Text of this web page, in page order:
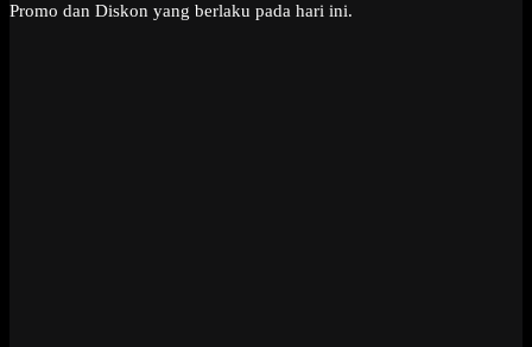
Promo dan Diskon yang berlaku pada hari ini.